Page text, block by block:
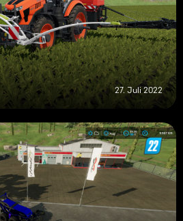
27. Juli 2022